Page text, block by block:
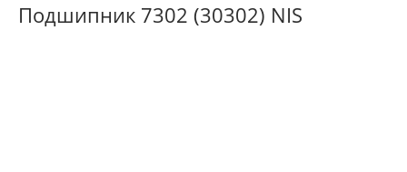
Подшипник 7302 (30302) NIS